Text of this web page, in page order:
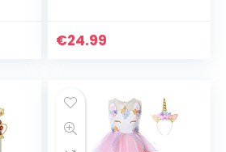
accessoires voor
€24.99